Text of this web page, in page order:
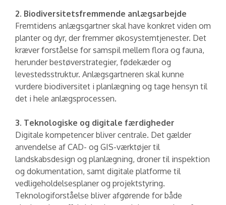
2. Biodiversitetsfremmende anlægsarbejde
Fremtidens anlægsgartner skal have konkret viden om
planter og dyr, der fremmer økosystemtjenester. Det
kræver forståelse for samspil mellem flora og fauna,
herunder bestøverstrategier, fødekæder og
levestedsstruktur. Anlægsgartneren skal kunne
vurdere biodiversitet i planlægning og tage hensyn til
det i hele anlægsprocessen.
3. Teknologiske og digitale færdigheder
Digitale kompetencer bliver centrale. Det gælder
anvendelse af CAD- og GIS-værktøjer til
landskabsdesign og planlægning, droner til inspektion
og dokumentation, samt digitale platforme til
vedligeholdelsesplaner og projektstyring.
Teknologiforståelse bliver afgørende for både